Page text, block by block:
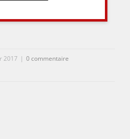
2017 | 0 commentaire